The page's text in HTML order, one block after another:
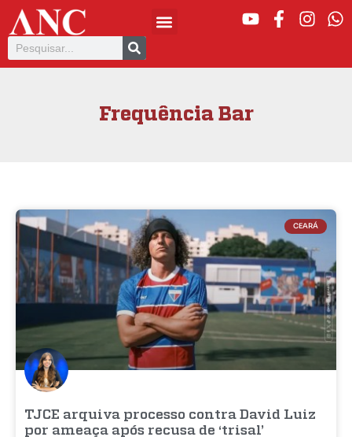
Frequência Bar
CEARÁ
TJCE arquiva processo contra David Luiz
por ameaça após recusa de ‘trisal’